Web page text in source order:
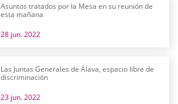
Asuntos tratados por la Mesa en su reunión de
esta mañana
28 jun. 2022
Las Juntas Generales de Álava, espacio libre de
discriminación
23 jun. 2022